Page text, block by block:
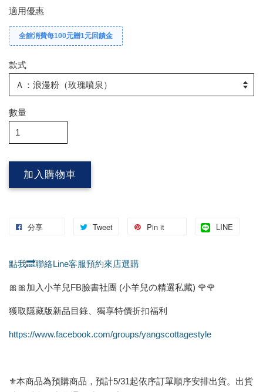
適用優惠
全館消費每100元贈1元回饋金
款式
數量
加入購物車
分享 Tweet Pin it LINE
點我🔜聯絡Line客服預約來店選購
🎀🎀加入小羊兒FB臉書社團 (小羊兒の精選私藏) 🌹🌹
獲取隱藏版新品目錄、獨享特價折扣福利
https://www.facebook.com/groups/yangscottagestyle
⚜️本商品為預購商品，預計5/31起依序訂單順序安排出貨。出貨